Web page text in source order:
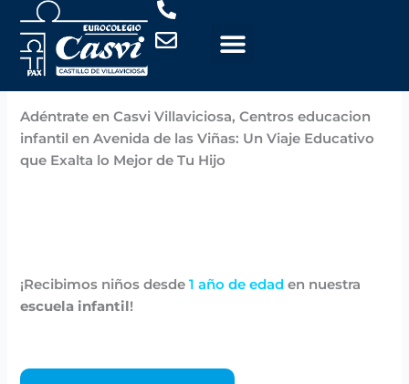
contenido
Por
Casvi/noviembre 6, 2024
Adéntrate en Casvi Villaviciosa, Centros educacion
infantil en Avenida de las Viñas: Un Viaje Educativo
que Exalta lo Mejor de Tu Hijo
¡Recibimos niños desde1 año de edad en nuestra
escuela infantil!